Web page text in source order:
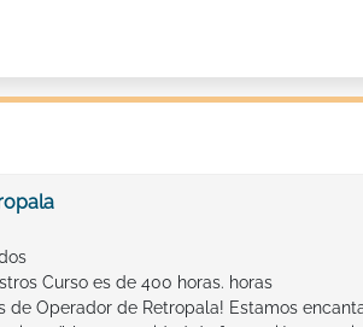
Curso es de 400 horas. horas
de Operador de Retropala! Estamos